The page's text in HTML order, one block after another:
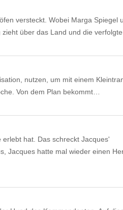
versteckt. Wobei Marga Spiegel
zieht über das Land und die
nutzen, um mit einem
Von dem Plan bekommt…
hat. Das schreckt Jacques'
Jacques hatte mal wieder einen